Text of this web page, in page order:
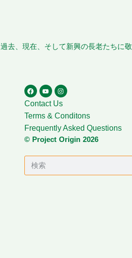
去、現在、そして新興の長老たちに敬
Contact Us
Terms & Conditons
Frequently Asked Questions
© Project Origin 2026